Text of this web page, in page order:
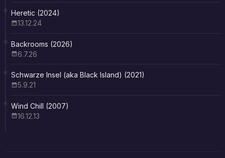
Heretic (2024)
13.12.24
Backrooms (2026)
6.7.26
Schwarze Insel (aka Black Island) (2021)
5.9.21
Wind Chill (2007)
16.12.13